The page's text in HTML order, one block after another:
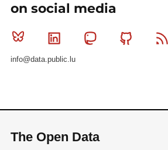
on social media
Bluesky Linkedin MastodonGithub
info@data.public.lu
The Open Data